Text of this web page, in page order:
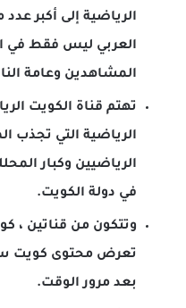
الرياضية إلى أكبر
العربي ليس فقط في
المشاهدين وعامة
تهتم قناة الكويت
الرياضية التي تجذب
الرياضيين وكبار
في دولة الكويت.
وتتكون من قناتين ،
تعرض محتوى كويت
بعد مرور الوقت.